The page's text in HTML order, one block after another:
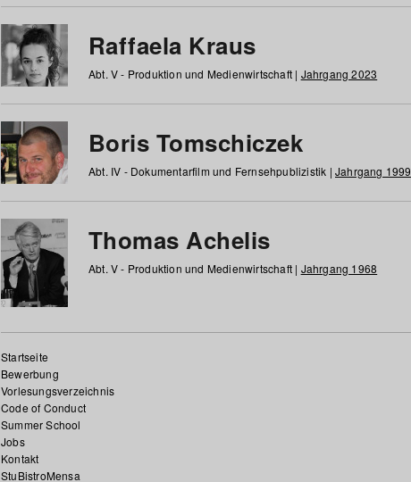
Raffaela Kraus
Abt. V - Produktion und Medienwirtschaft | Jahrgang 2023
Boris Tomschiczek
Abt. IV - Dokumentarfilm und Fernsehpublizistik | Jahrgang 1999
Thomas Achelis
Abt. V - Produktion und Medienwirtschaft | Jahrgang 1968
Startseite
Bewerbung
Vorlesungsverzeichnis
Code of Conduct
Summer School
Jobs
Kontakt
StuBistroMensa